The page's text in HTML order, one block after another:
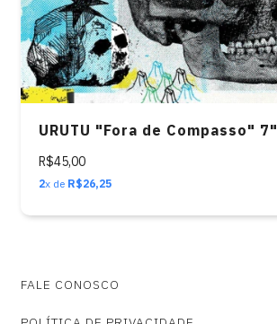
URUTU "Fora de Compasso" 7"
R$45,00
2x de R$26,25
FALE CONOSCO